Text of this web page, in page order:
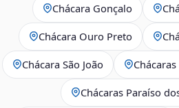
Chácara Gonçalo
Chácara Ouro Preto
Chácara São João
Chácaras Paraíso